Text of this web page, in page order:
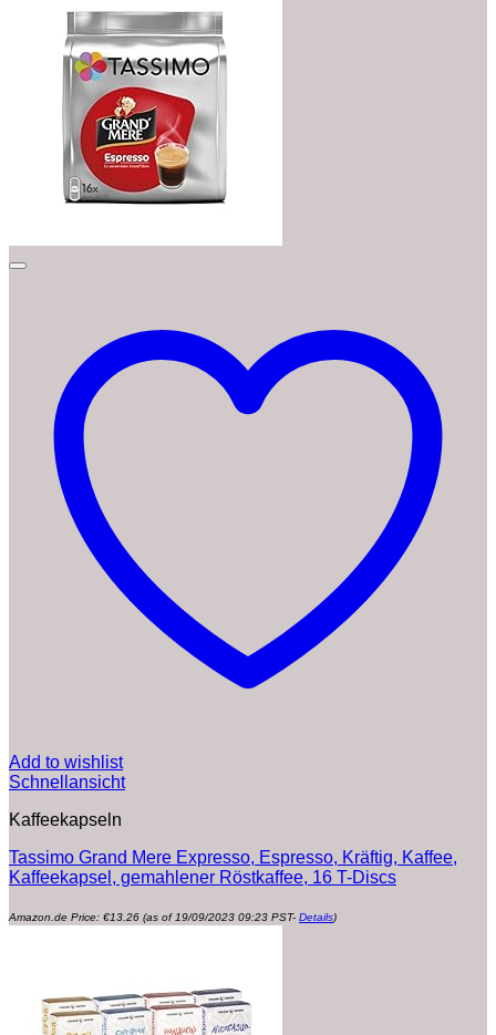
Add to wishlist
Schnellansicht
Kaffeekapseln
Tassimo Grand Mere Expresso, Espresso, Kräftig, Kaffee,
Kaffeekapsel, gemahlener Röstkaffee, 16 T-Discs
Amazon.de Price: €13.26 (as of 19/09/2023 09:23 PST- Details)